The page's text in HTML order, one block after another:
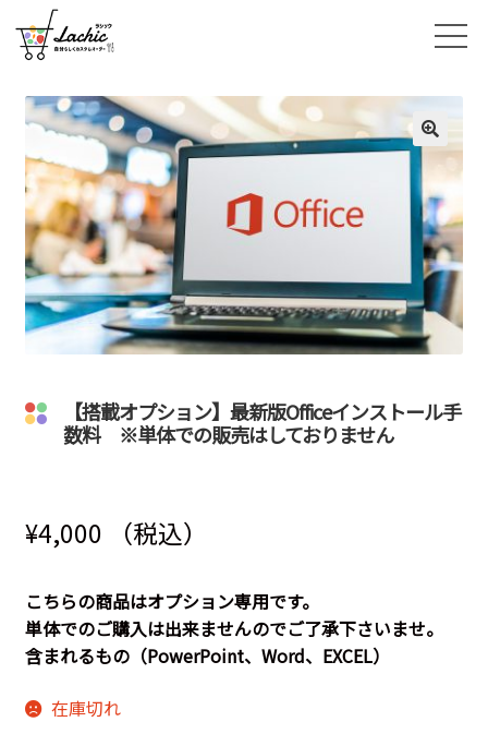
🔍
【搭載オプション】最新版Officeインストール手
数料 ※単体での販売はしておりません
¥4,000 （税込）
こちらの商品はオプション専用です。
単体でのご購入は出来ませんのでご了承下さいませ。
含まれるもの（PowerPoint、Word、EXCEL）
在庫切れ